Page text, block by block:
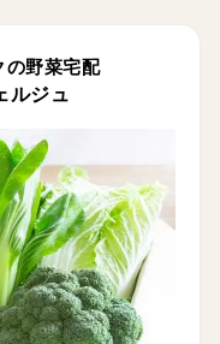
の野菜宅配
ルジュ